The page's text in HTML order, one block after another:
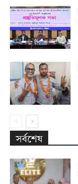
সর্বশেষ